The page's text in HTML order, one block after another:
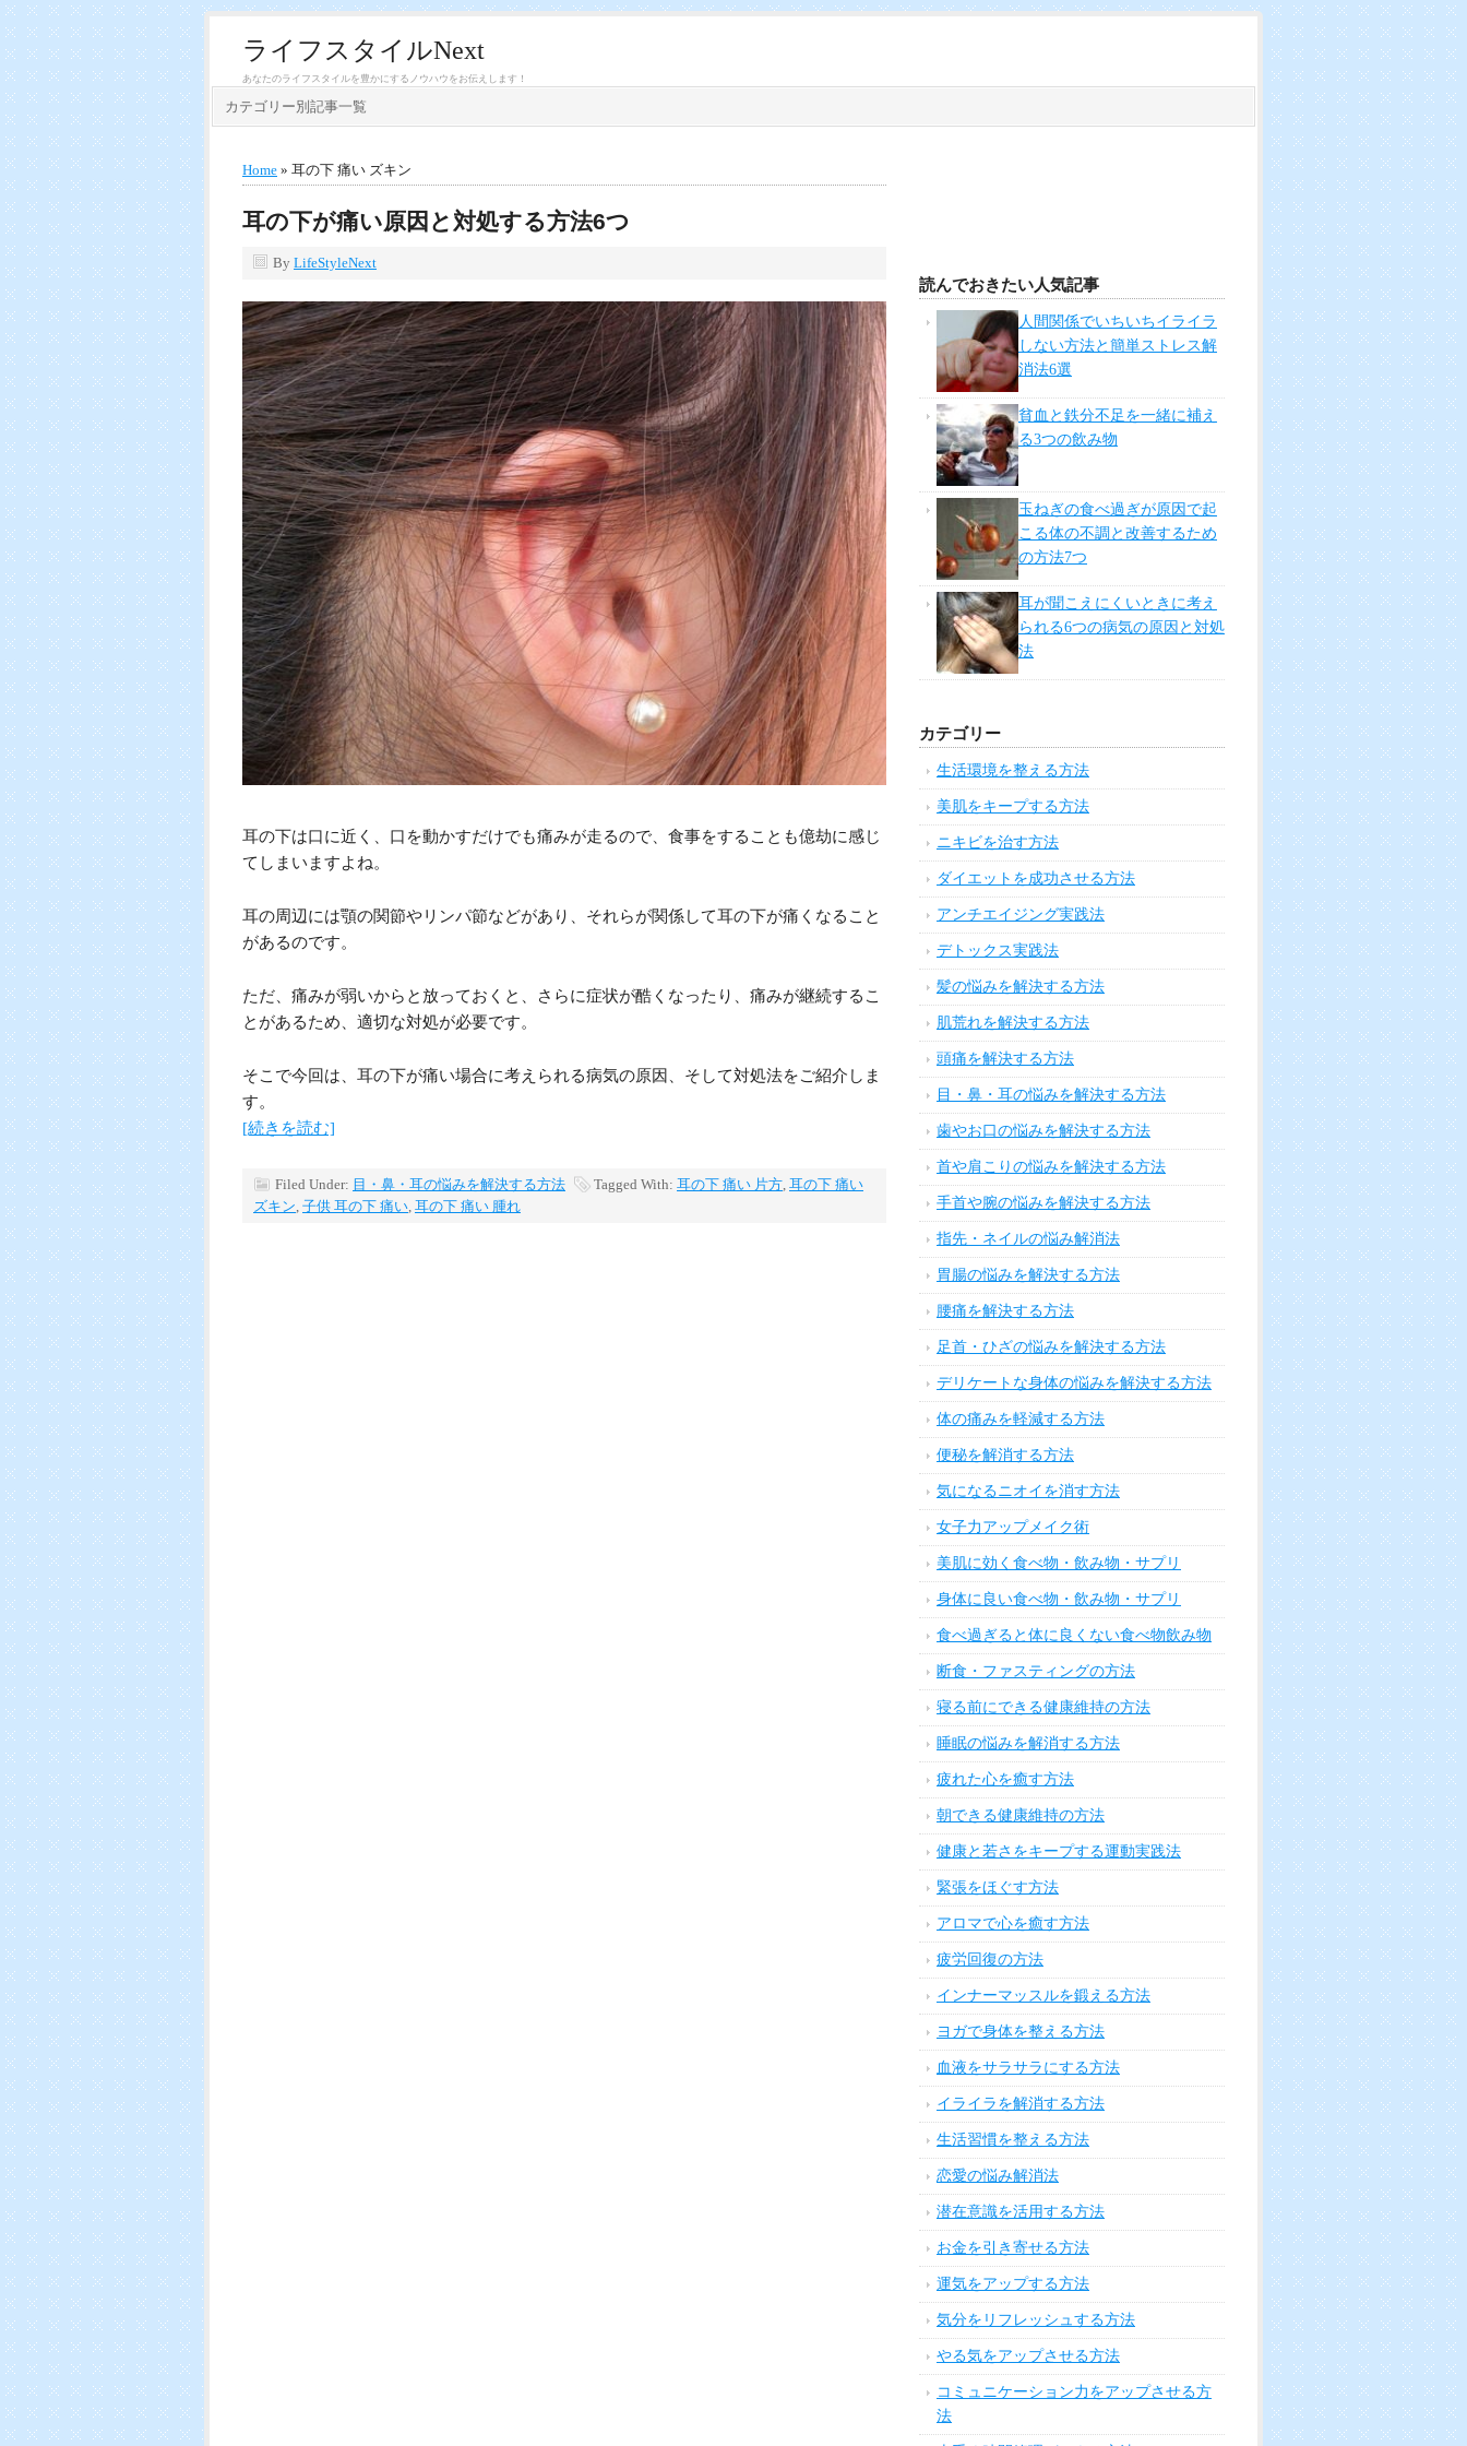
ライフスタイルNext
あなたのライフスタイルを豊かにするノウハウをお伝えします！
カテゴリー別記事一覧
Home » 耳の下 痛い ズキン
耳の下が痛い原因と対処する方法6つ
By LifeStyleNext
耳の下は口に近く、口を動かすだけでも痛みが走るので、食事をすることも億劫に感じ
てしまいますよね。
耳の周辺には顎の関節やリンパ節などがあり、それらが関係して耳の下が痛くなること
があるのです。
ただ、痛みが弱いからと放っておくと、さらに症状が酷くなったり、痛みが継続するこ
とがあるため、適切な対処が必要です。
そこで今回は、耳の下が痛い場合に考えられる病気の原因、そして対処法をご紹介しま
す。
[続きを読む]
Filed Under: 目・鼻・耳の悩みを解決する方法 Tagged With: 耳の下 痛い 片方 耳の下 痛い
ズキン 子供 耳の下 痛い 耳の下 痛い 腫れ
読んでおきたい人気記事
人間関係でいちいちイライラ
しない方法と簡単ストレス解
消法6選
貧血と鉄分不足を一緒に補え
る3つの飲み物
玉ねぎの食べ過ぎが原因で起
こる体の不調と改善するため
の方法7つ
耳が聞こえにくいときに考え
られる6つの病気の原因と対処
法
カテゴリー
生活環境を整える方法
美肌をキープする方法
ニキビを治す方法
ダイエットを成功させる方法
アンチエイジング実践法
デトックス実践法
髪の悩みを解決する方法
肌荒れを解決する方法
頭痛を解決する方法
目・鼻・耳の悩みを解決する方法
歯やお口の悩みを解決する方法
首や肩こりの悩みを解決する方法
手首や腕の悩みを解決する方法
指先・ネイルの悩み解消法
胃腸の悩みを解決する方法
腰痛を解決する方法
足首・ひざの悩みを解決する方法
デリケートな身体の悩みを解決する方法
体の痛みを軽減する方法
便秘を解消する方法
気になるニオイを消す方法
女子力アップメイク術
美肌に効く食べ物・飲み物・サプリ
身体に良い食べ物・飲み物・サプリ
食べ過ぎると体に良くない食べ物飲み物
断食・ファスティングの方法
寝る前にできる健康維持の方法
睡眠の悩みを解消する方法
疲れた心を癒す方法
朝できる健康維持の方法
健康と若さをキープする運動実践法
緊張をほぐす方法
アロマで心を癒す方法
疲労回復の方法
インナーマッスルを鍛える方法
ヨガで身体を整える方法
血液をサラサラにする方法
イライラを解消する方法
生活習慣を整える方法
恋愛の悩み解消法
潜在意識を活用する方法
お金を引き寄せる方法
運気をアップする方法
気分をリフレッシュする方法
やる気をアップさせる方法
コミュニケーション力をアップさせる方
法